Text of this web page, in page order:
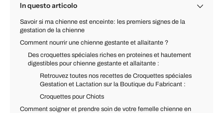
In questo articolo
Savoir si ma chienne est enceinte: les premiers signes de la
gestation de la chienne
Comment nourrir une chienne gestante et allaitante ?
Des croquettes spéciales riches en proteines et hautement
digestibles pour chienne gestante et allaitante :
Retrouvez toutes nos recettes de Croquettes spéciales
Gestation et Lactation sur la Boutique du Fabricant :
Croquettes pour Chiots
Comment soigner et prendre soin de votre femelle chienne en